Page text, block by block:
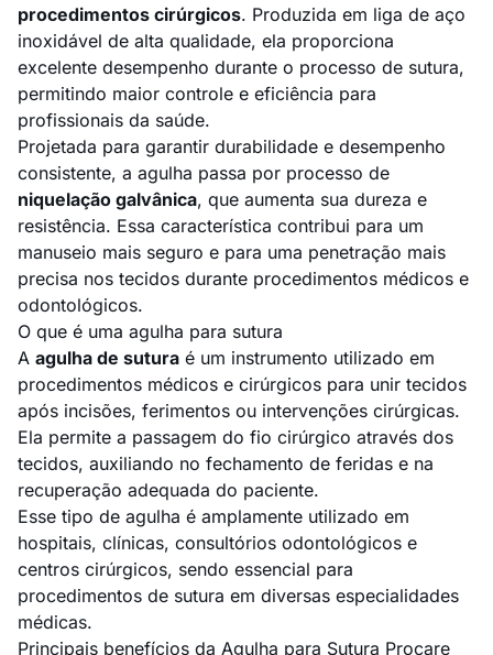
procedimentos cirúrgicos. Produzida em liga de aço
inoxidável de alta qualidade, ela proporciona
excelente desempenho durante o processo de sutura,
permitindo maior controle e eficiência para
profissionais da saúde.
Projetada para garantir durabilidade e desempenho
consistente, a agulha passa por processo de
niquelação galvânica, que aumenta sua dureza e
resistência. Essa característica contribui para um
manuseio mais seguro e para uma penetração mais
precisa nos tecidos durante procedimentos médicos e
odontológicos.
O que é uma agulha para sutura
A agulha de sutura é um instrumento utilizado em
procedimentos médicos e cirúrgicos para unir tecidos
após incisões, ferimentos ou intervenções cirúrgicas.
Ela permite a passagem do fio cirúrgico através dos
tecidos, auxiliando no fechamento de feridas e na
recuperação adequada do paciente.
Esse tipo de agulha é amplamente utilizado em
hospitais, clínicas, consultórios odontológicos e
centros cirúrgicos, sendo essencial para
procedimentos de sutura em diversas especialidades
médicas.
Principais benefícios da Agulha para Sutura Procare